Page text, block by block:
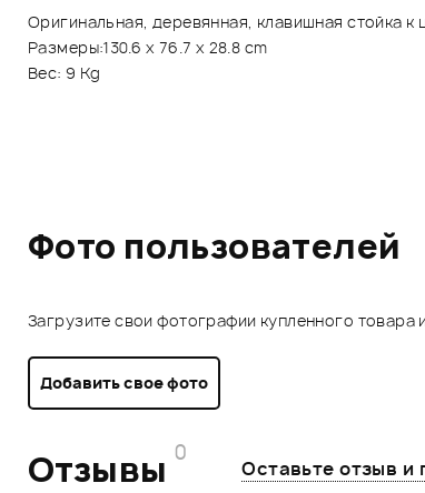
Оригинальная, деревянная, клавишная стойка
Размеры:130.6 x 76.7 x 28.8 cm
Вес: 9 Kg
Фото пользователей
Загрузите свои фотографии купленного товара
Добавить свое фото
Отзывы 0
Оставьте отзыв и